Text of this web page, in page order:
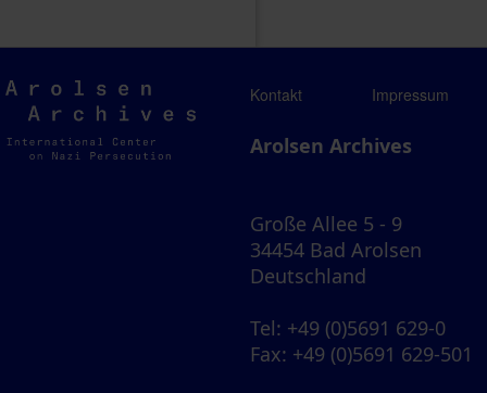
Arolsen
Archives
Kontakt Impressum
Arolsen Archives
Große Allee 5 - 9
34454 Bad Arolsen
Deutschland
Tel: +49 (0)5691 629-0
Fax: +49 (0)5691 629-501